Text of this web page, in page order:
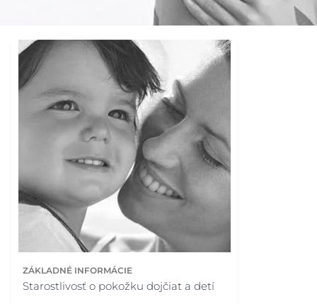
ZÁKLADNÉ INFORMÁCIE
Starostlivosť o pokožku dojčiat a detí